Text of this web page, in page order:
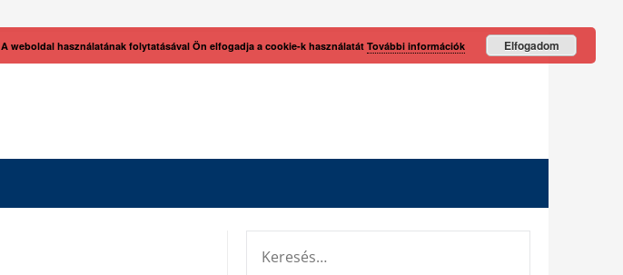
A weboldal használatának folytatásával Ön elfogadja a cookie-k használatát További információk Elfogadom